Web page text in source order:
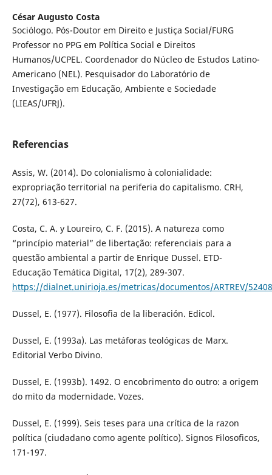
César Augusto Costa
Sociólogo. Pós-Doutor em Direito e Justiça Social/FURG
Professor no PPG em Política Social e Direitos
Humanos/UCPEL. Coordenador do Núcleo de Estudos Latino-
Americano (NEL). Pesquisador do Laboratório de
Investigação em Educação, Ambiente e Sociedade
(LIEAS/UFRJ).
Referencias
Assis, W. (2014). Do colonialismo à colonialidade:
expropriação territorial na periferia do capitalismo. CRH,
27(72), 613-627.
Costa, C. A. y Loureiro, C. F. (2015). A natureza como
“princípio material” de libertação: referenciais para a
questão ambiental a partir de Enrique Dussel. ETD-
Educação Temática Digital, 17(2), 289-307.
https://dialnet.unirioja.es/metricas/documentos/ARTREV/
Dussel, E. (1977). Filosofia de la liberación. Edicol.
Dussel, E. (1993a). Las metáforas teológicas de Marx.
Editorial Verbo Divino.
Dussel, E. (1993b). 1492. O encobrimento do outro: a origem
do mito da modernidade. Vozes.
Dussel, E. (1999). Seis teses para una crítica de la razon
política (ciudadano como agente político). Signos Filosoficos,
171-197.